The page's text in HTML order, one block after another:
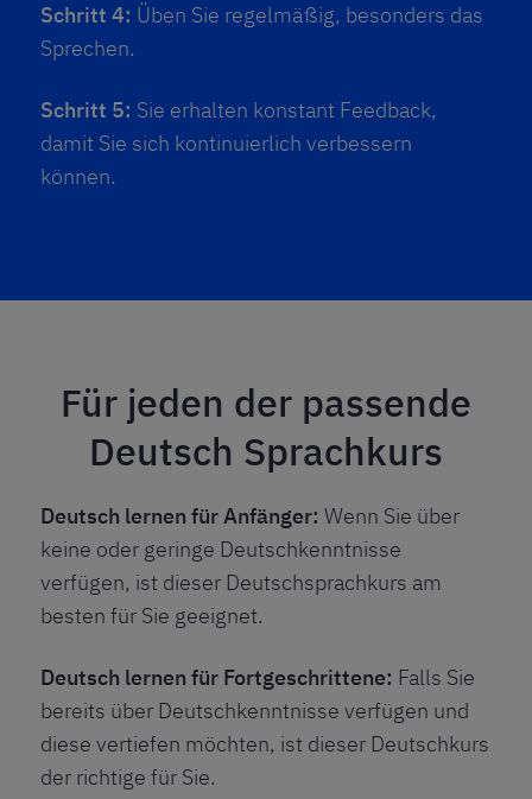
Schritt 4: Üben Sie regelmäßig, besonders das
Sprechen.
Schritt 5: Sie erhalten konstant Feedback,
damit Sie sich kontinuierlich verbessern
können.
Für jeden der passende
Deutsch Sprachkurs
Deutsch lernen für Anfänger: Wenn Sie über
keine oder geringe Deutschkenntnisse
verfügen, ist dieser Deutschsprachkurs am
besten für Sie geeignet.
Deutsch lernen für Fortgeschrittene: Falls Sie
bereits über Deutschkenntnisse verfügen und
diese vertiefen möchten, ist dieser Deutschkurs
der richtige für Sie.